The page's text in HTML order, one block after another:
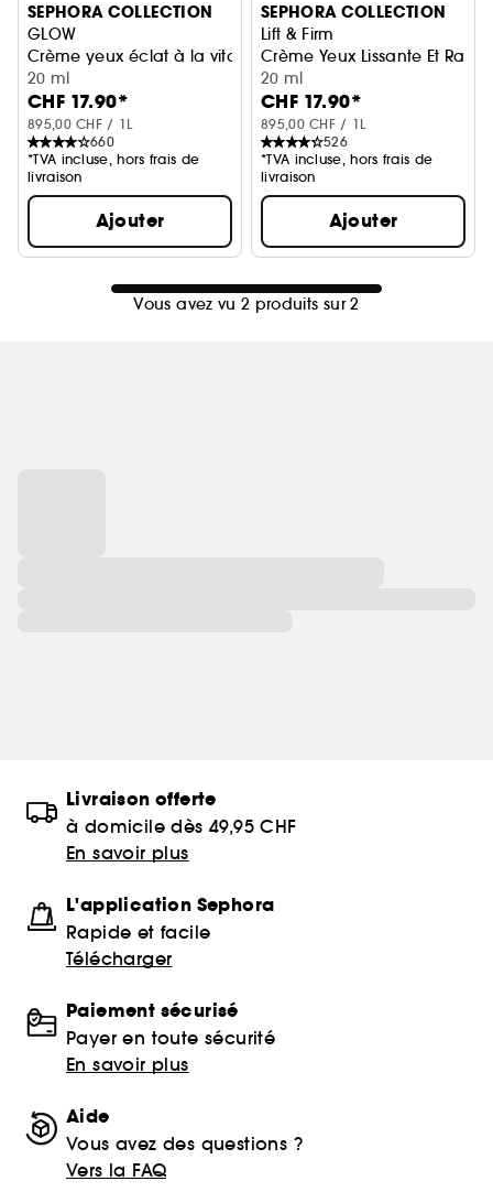
SEPHORA COLLECTION
GLOW
Crème yeux éclat à la vitamine C et à l'acide
20 ml
CHF 17.90*
895,00 CHF / 1L
660
*TVA incluse, hors frais de
livraison
Ajouter
SEPHORA COLLECTION
Lift & Firm
Crème Yeux Lissante Et
20 ml
CHF 17.90*
895,00 CHF / 1L
526
*TVA incluse, hors frais de
livraison
Ajouter
Vous avez vu 2 produits sur 2
Livraison offerte
à domicile dès 49,95 CHF
En savoir plus
L'application Sephora
Rapide et facile
Télécharger
Paiement sécurisé
Payer en toute sécurité
En savoir plus
Aide
Vous avez des questions ?
Vers la FAQ